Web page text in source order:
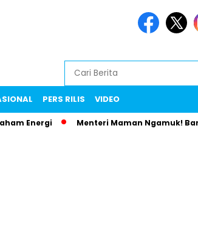
PERS RILIS VIDEO
Energi Menteri Maman Ngamuk!